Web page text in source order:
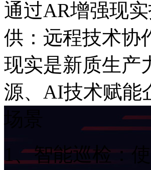
通过AR增强现
供：远程技术
现实是新质生产力
源、AI技术赋
场景
1、智能巡检